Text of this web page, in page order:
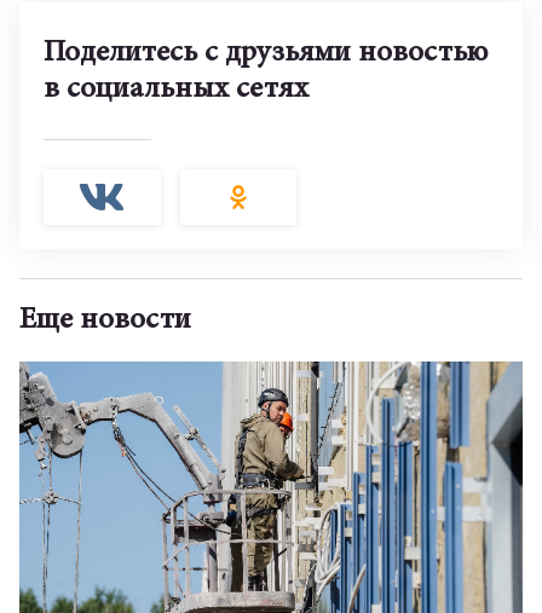
Поделитесь с друзьями новостью
в социальных сетях
Еще новости